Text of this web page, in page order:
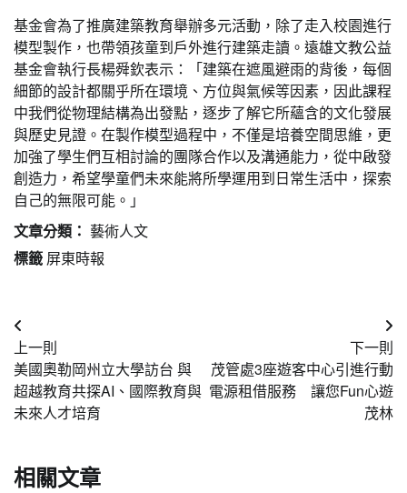
基金會為了推廣建築教育舉辦多元活動，除了走入校園進行
模型製作，也帶領孩童到戶外進行建築走讀。遠雄文教公益
基金會執行長楊舜欽表示：「建築在遮風避雨的背後，每個
細節的設計都關乎所在環境、方位與氣候等因素，因此課程
中我們從物理結構為出發點，逐步了解它所蘊含的文化發展
與歷史見證。在製作模型過程中，不僅是培養空間思維，更
加強了學生們互相討論的團隊合作以及溝通能力，從中啟發
創造力，希望學童們未來能將所學運用到日常生活中，探索
自己的無限可能。」
文章分類： 藝術人文
標籤 屏東時報
文
章
導
覽
上一則
美國奧勒岡州立大學訪台 與
超越教育共探AI、國際教育與
未來人才培育
下一則
茂管處3座遊客中心引進行動
電源租借服務 讓您Fun心遊
茂林
相關文章